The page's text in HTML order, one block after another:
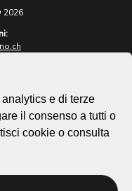
2026
e di terze
il consenso a tutti o
cookie o consulta